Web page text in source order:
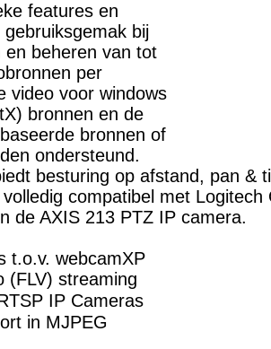
features en
bij
en beheren van tot
per
video voor windows
bronnen en de
bronnen of
ondersteund.
besturing op afstand, pan &
compatibel met Logitech
de AXIS 213 PTZ IP camera.
t.o.v. webcamXP
(FLV) streaming
IP Cameras
in MJPEG